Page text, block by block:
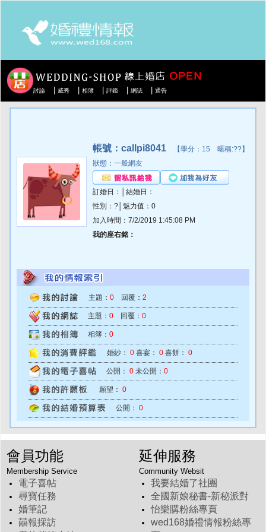
討論 威秀 相簿 評鑑 網誌 通告
帳號：callpi8041 【學分：15 暱稱:??】
狀態：一般網友
訂婚日：│結婚日：
性別：?│魅力值：0
加入時間：7/2/2019 1:45:08 PM
我的座右銘：
主題： 0 回覆： 2
主題： 0 回覆： 0
相簿： 0
婚紗： 0 喜宴： 0 喜餅： 0
公開： 0 未公開： 0
願望： 0
公開： 0
會員功能
Membership Service
電子喜帖
尋寶任務
婚筆記
囍報採訪
延伸服務
Community Websit
我要結婚了社團
全國新娘秘書-新秘派對
怡樂購粉絲專頁
wed168婚禮情報粉絲專